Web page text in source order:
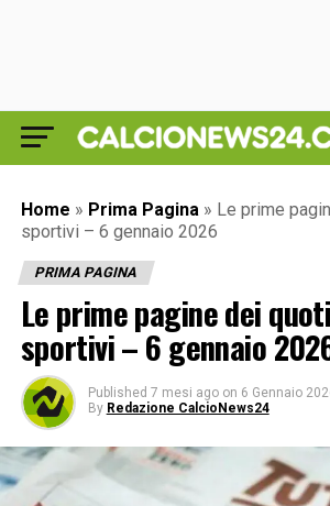
Home » Prima Pagina » Le prime
sportivi – 6 gennaio 2026
PRIMA PAGINA
Le prime pagine dei
sportivi – 6 gennaio
Published 7 mesi ago on 6 Gennaio
By Redazione CalcioNews24